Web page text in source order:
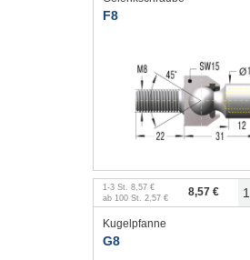
F8
1 -3 St. 8,57 €
ab 100 St. 2,57 € 8,57 €
Kugelpfanne
G8